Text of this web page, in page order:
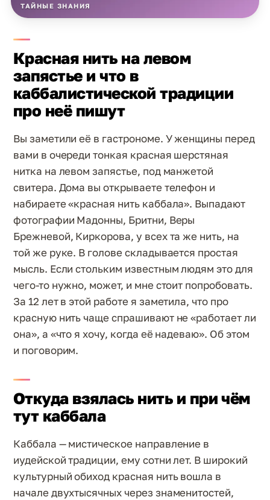
ТАЙНЫЕ ЗНАНИЯ
Красная нить на левом
запястье и что в
каббалистической традиции
про неё пишут
Вы заметили её в гастрономе. У женщины перед
вами в очереди тонкая красная шерстяная
нитка на левом запястье, под манжетой
свитера. Дома вы открываете телефон и
набираете «красная нить каббала». Выпадают
фотографии Мадонны, Бритни, Веры
Брежневой, Киркорова, у всех та же нить, на
той же руке. В голове складывается простая
мысль. Если стольким известным людям это для
чего-то нужно, может, и мне стоит попробовать.
За 12 лет в этой работе я заметила, что про
красную нить чаще спрашивают не «работает ли
она», а «что я хочу, когда её надеваю». Об этом
и поговорим.
Откуда взялась нить и при чём
тут каббала
Каббала — мистическое направление в
иудейской традиции, ему сотни лет. В широкий
культурный обиход красная нить вошла в
начале двухтысячных через знаменитостей,